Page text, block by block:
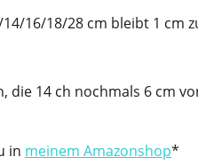
16/18/28 cm bleibt 1 cm
die 14 ch nochmals 6 cm
in meinem Amazonshop*